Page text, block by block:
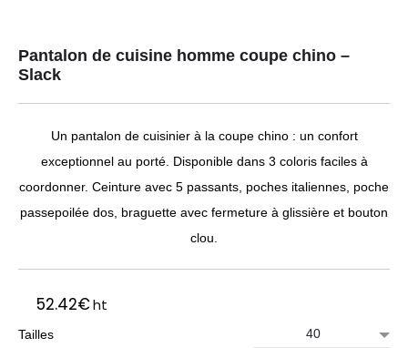
Pantalon de cuisine homme coupe chino –
Slack
Un pantalon de cuisinier à la coupe chino : un confort
exceptionnel au porté. Disponible dans 3 coloris faciles à
coordonner. Ceinture avec 5 passants, poches italiennes, poche
passepoilée dos, braguette avec fermeture à glissière et bouton
clou.
52.42€ht
Tailles